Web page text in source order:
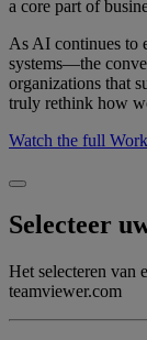
a core part of
As AI continues to
systems—the
organizations that
truly rethink how
Watch the full
Selecteer
Het selecteren van
teamviewer.com